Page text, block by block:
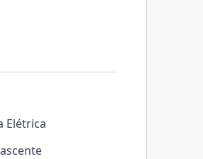
Elétrica